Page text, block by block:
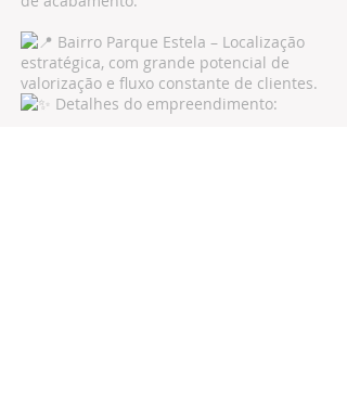
Bairro Parque Estela – Localização
estratégica, com grande potencial de
valorização e fluxo constante de clientes.
Detalhes do empreendimento: